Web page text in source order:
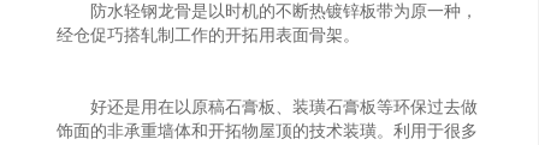
防水轻钢龙骨是以时机的不断热镀锌板带为原一种，
经仓促巧搭轧制工作的开拓用表面骨架。
好还是用在以原稿石膏板、装璜石膏板等环保过去做
饰面的非承重墙体和开拓物屋顶的技术装璜。利用于很多